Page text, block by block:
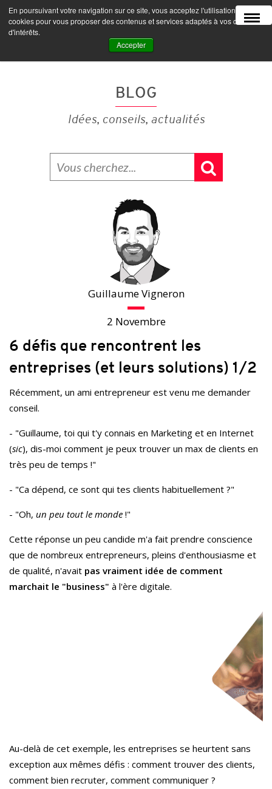
En poursuivant votre navigation sur ce site, vous acceptez l'utilisation de
cookies pour vous proposer des contenus et services adaptés à vos centres
d'intérêts.
Accepter
MENU
BLOG
Idées, conseils, actualités
Guillaume Vigneron
2 Novembre
6 défis que rencontrent les
entreprises (et leurs solutions) 1/2
Récemment, un ami entrepreneur est venu me demander
conseil.
- "Guillaume, toi qui t'y connais en Marketing et en Internet
(sic), dis-moi comment je peux trouver un max de clients en
très peu de temps !"
- "Ca dépend, ce sont qui tes clients habituellement ?"
- "Oh, un peu tout le monde !"
Cette réponse un peu candide m'a fait prendre conscience
que de nombreux entrepreneurs, pleins d'enthousiasme et
de qualité, n'avait pas vraiment idée de comment
marchait le "business" à l'ère digitale.
Au-delà de cet exemple, les entreprises se heurtent sans
exception aux mêmes défis : comment trouver des clients,
comment bien recruter, comment communiquer ?